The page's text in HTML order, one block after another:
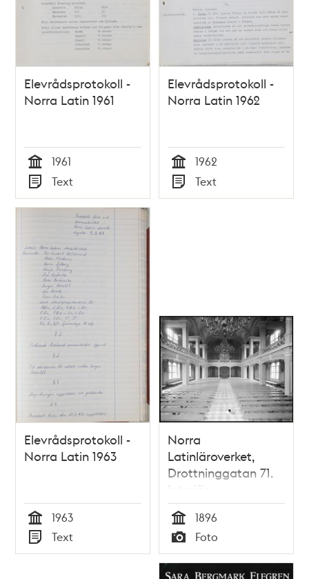
Elevrådsprotokoll -
Norra Latin 1961
Tid
1961
Typ
Text
Elevrådsprotokoll -
Norra Latin 1962
Tid
1962
Typ
Text
Elevrådsprotokoll -
Norra Latin 1963
Tid
1963
Typ
Text
Norra
Latinläroverket,
Drottninggatan 71.
Interiör
Tid
1896
Typ
Foto